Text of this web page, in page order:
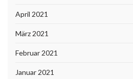
April 2021
März 2021
Februar 2021
Januar 2021